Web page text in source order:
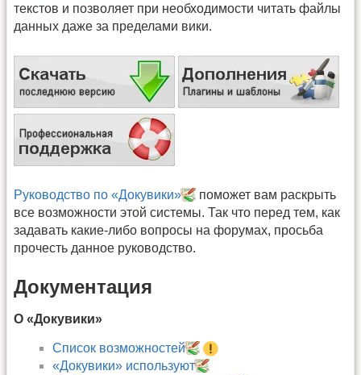
текстов и позволяет при необходимости читать файлы
данных даже за пределами вики.
Руководство по «Докувики»
поможет вам раскрыть
все возможности этой системы. Так что перед тем, как
задавать какие-либо вопросы на форумах, просьба
прочесть данное руководство.
Документация
О «Докувики»
Список возможностей
«Докувики» используют